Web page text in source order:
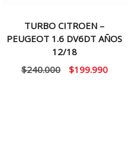
TURBO CITROEN –
PEUGEOT 1.6 DV6DT AÑOS
12/18
$240.000
El
$199.990El